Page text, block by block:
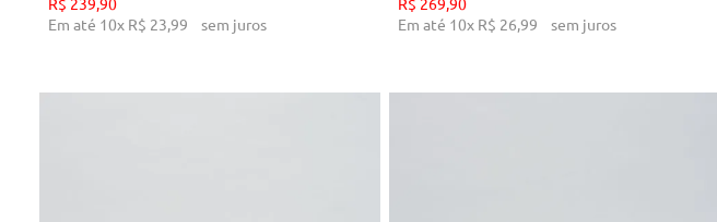
Em até 10x R$ 23,99 sem juros
Em até 10x R$ 26,99 sem juros